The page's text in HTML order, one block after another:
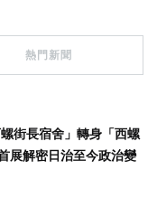
熱門新聞
街長宿舍」轉身「西螺
展解密日治至今政治變